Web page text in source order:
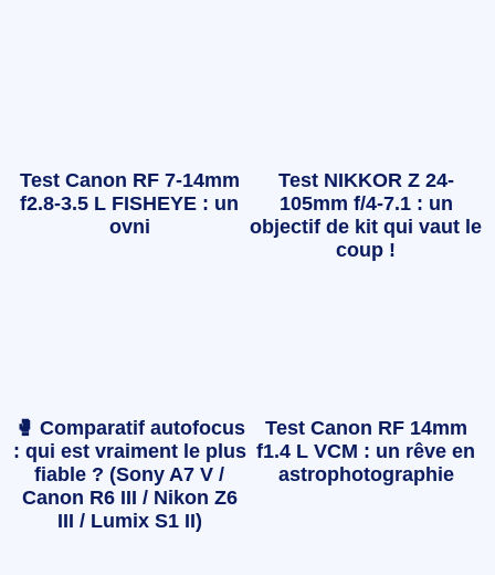
Test Canon RF 7-14mm
f2.8-3.5 L FISHEYE : un
ovni
Test NIKKOR Z 24-
105mm f/4-7.1 : un
objectif de kit qui vaut le
coup !
🥊 Comparatif autofocus
: qui est vraiment le plus
fiable ? (Sony A7 V /
Canon R6 III / Nikon Z6
III / Lumix S1 II)
Test Canon RF 14mm
f1.4 L VCM : un rêve en
astrophotographie